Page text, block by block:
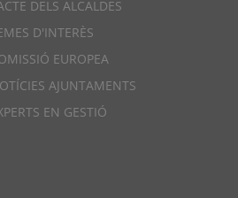
DELS ALCALDES
D'INTERÈS
EUROPEA
AJUNTAMENTS
EN GESTIÓ